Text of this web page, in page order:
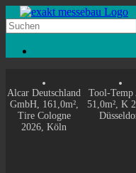
Alcar Deutschland
GmbH, 161,0m²,
Tire Cologne
2026, Köln
Tool-Temp
51,0m², K